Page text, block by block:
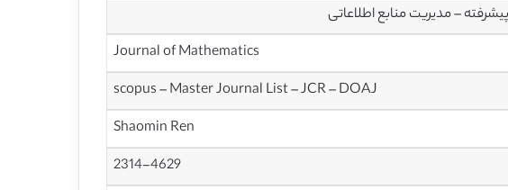
– مدیریت منابع اطلاعاتی
Journal of Mathematics
scopus – Master Journal List – JCR – DOAJ
Shaomin Ren
2314-4629